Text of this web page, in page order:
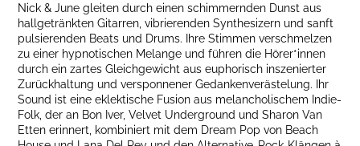
Nick & June gleiten durch einen schimmernden Dunst aus
hallgetränkten Gitarren, vibrierenden Synthesizern und sanft
pulsierenden Beats und Drums. Ihre Stimmen verschmelzen
zu einer hypnotischen Melange und führen die Hörer*innen
durch ein zartes Gleichgewicht aus euphorisch inszenierter
Zurückhaltung und versponnener Gedankenverästelung. Ihr
Sound ist eine eklektische Fusion aus melancholischem Indie-
Folk, der an Bon Iver, Velvet Underground und Sharon Van
Etten erinnert, kombiniert mit dem Dream Pop von Beach